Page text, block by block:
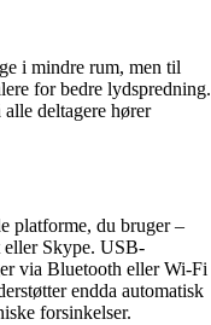
i mindre rum, men til
for bedre lydspredning.
deltagere hører
platforme, du bruger –
eller Skype. USB-
via Bluetooth eller Wi-Fi
endda automatisk
forsinkelser.